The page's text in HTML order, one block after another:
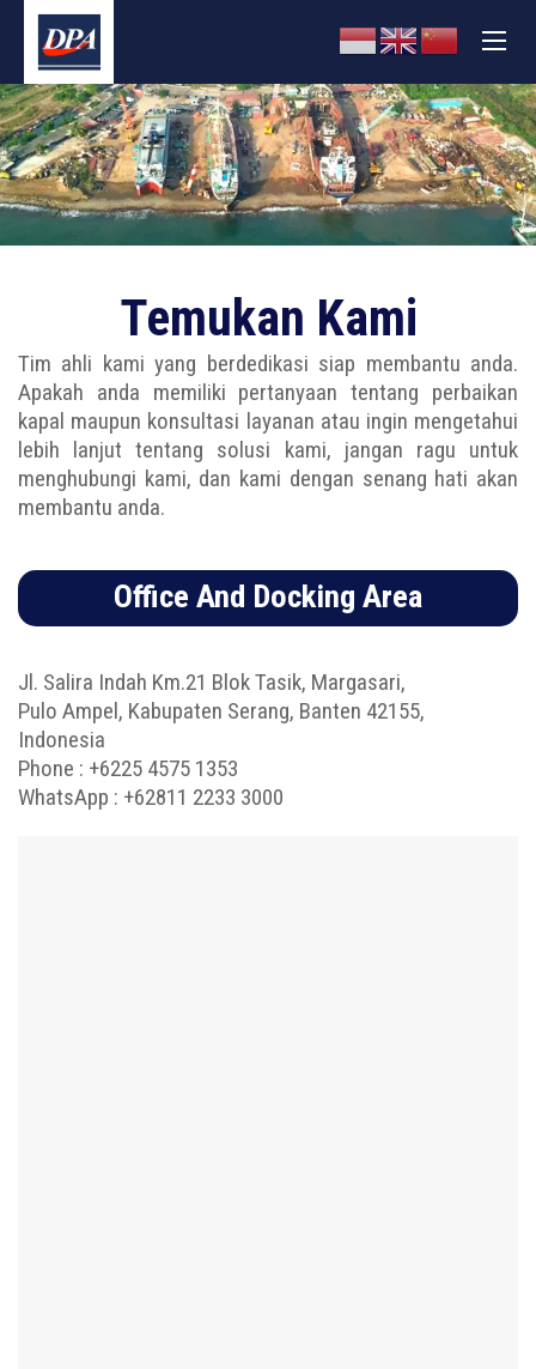
Temukan Kami
Tim ahli kami yang berdedikasi siap membantu anda.
Apakah anda memiliki pertanyaan tentang perbaikan
kapal maupun konsultasi layanan atau ingin mengetahui
lebih lanjut tentang solusi kami, jangan ragu untuk
menghubungi kami, dan kami dengan senang hati akan
membantu anda.
Office And Docking Area
Jl. Salira Indah Km.21 Blok Tasik, Margasari,
Pulo Ampel, Kabupaten Serang, Banten 42155,
Indonesia
Phone : +6225 4575 1353
WhatsApp : +62811 2233 3000